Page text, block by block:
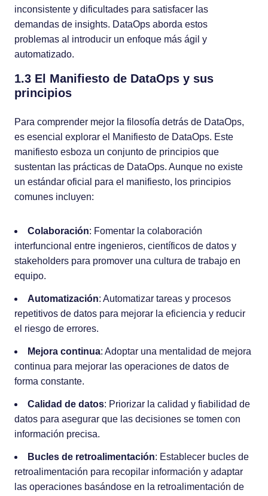
inconsistente y dificultades para satisfacer las
demandas de insights. DataOps aborda estos
problemas al introducir un enfoque más ágil y
automatizado.
1.3 El Manifiesto de DataOps y sus
principios
Para comprender mejor la filosofía detrás de DataOps,
es esencial explorar el Manifiesto de DataOps. Este
manifiesto esboza un conjunto de principios que
sustentan las prácticas de DataOps. Aunque no existe
un estándar oficial para el manifiesto, los principios
comunes incluyen:
Colaboración: Fomentar la colaboración
interfuncional entre ingenieros, científicos de datos y
stakeholders para promover una cultura de trabajo en
equipo.
Automatización: Automatizar tareas y procesos
repetitivos de datos para mejorar la eficiencia y reducir
el riesgo de errores.
Mejora continua: Adoptar una mentalidad de mejora
continua para mejorar las operaciones de datos de
forma constante.
Calidad de datos: Priorizar la calidad y fiabilidad de
datos para asegurar que las decisiones se tomen con
información precisa.
Bucles de retroalimentación: Establecer bucles de
retroalimentación para recopilar información y adaptar
las operaciones basándose en la retroalimentación de